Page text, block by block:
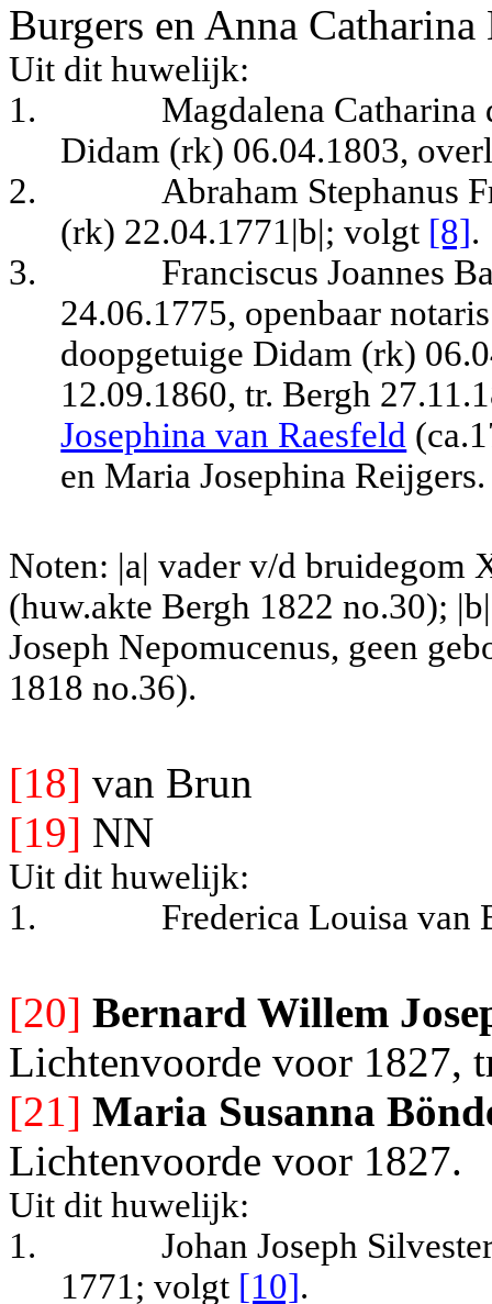
Burgers en Anna Catharina
Uit dit huwelijk:
1.
Magdalena Catharina
Didam (rk) 06.04.1803,
2.
Abraham Stephanus
(rk) 22.04.1771|b|; volgt [8].
3.
Franciscus Joannes
24.06.1775, openbaar
doopgetuige Didam (rk)
12.09.1860, tr. Bergh
Josephina van Raesfeld
en Maria Josephina Reijgers.
Noten: |a| vader v/d bruidegom
(huw.akte Bergh 1822 no.30);
Joseph Nepomucenus, geen
1818 no.36).
[18] van Brun
[19] NN
Uit dit huwelijk:
1.
Frederica Louisa van
[20] Bernard Willem
Lichtenvoorde voor 1827,
[21] Maria Susanna
Lichtenvoorde voor 1827.
Uit dit huwelijk:
1.
Johan Joseph
1771; volgt [10].